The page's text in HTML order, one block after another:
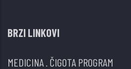
BRZI LINKOVI
MEDICINA ČIGOTA PROGRAM